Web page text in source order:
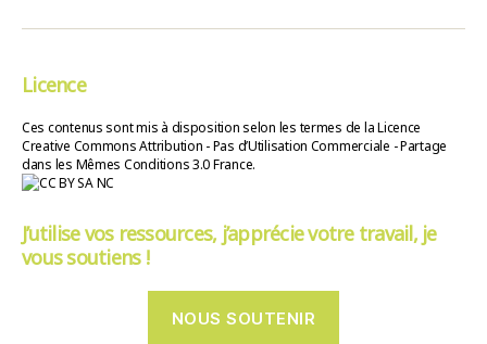
Licence
Ces contenus sont mis à disposition selon les termes de la Licence
Creative Commons Attribution - Pas d’Utilisation Commerciale - Partage
dans les Mêmes Conditions 3.0 France.
J’utilise vos ressources, j’apprécie votre travail, je
vous soutiens !
NOUS SOUTENIR